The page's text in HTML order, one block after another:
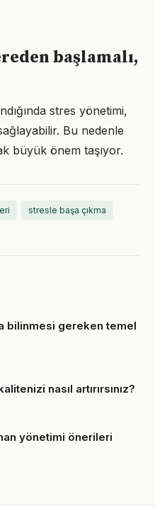
başlamalı,
stres yönetimi,
Bu nedenle
büyük önem taşıyor.
stresle başa çıkma
bilinmesi gereken temel
nasıl artırırsınız?
yönetimi önerileri